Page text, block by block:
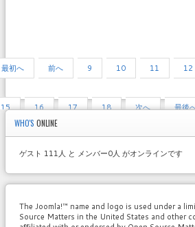
最初へ 前へ 9 10 11 12
15 16 17 18 次へ
最後
WHO'S ONLINE
ゲスト 111人 と メンバー0人 がオンラインです
The Joomla!™ name and logo is used under a
Source Matters in the United States and other